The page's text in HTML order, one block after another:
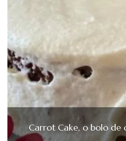
Carrot Cake, o bolo de